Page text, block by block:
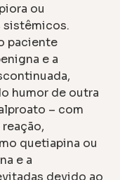
ou
sistêmicos.
paciente
e a
humor de outra
– com
quetiapina ou
e a
devido ao